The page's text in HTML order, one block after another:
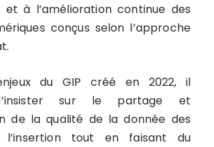
et à l’amélioration continue des
conçus selon l’approche
du GIP créé en 2022, il
sur le partage et
de la qualité de la donnée des
tout en faisant du